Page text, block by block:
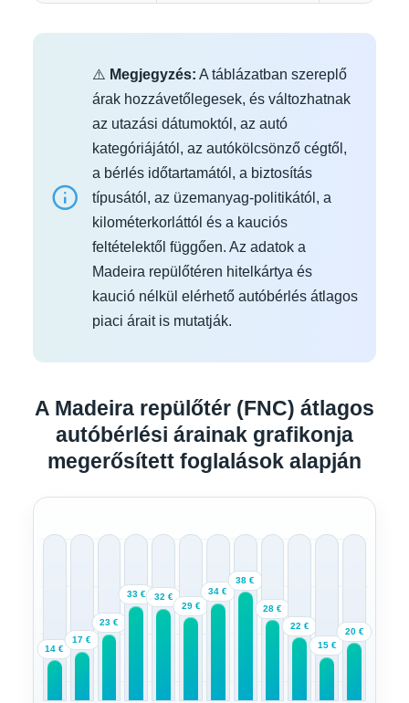
⚠️ Megjegyzés: A táblázatban szereplő
árak hozzávetőlegesek, és változhatnak
az utazási dátumoktól, az autó
kategóriájától, az autókölcsönző cégtől,
a bérlés időtartamától, a biztosítás
típusától, az üzemanyag-politikától, a
kilométerkorláttól és a kauciós
feltételektől függően. Az adatok a
Madeira repülőtéren hitelkártya és
kaució nélkül elérhető autóbérlés átlagos
piaci árait is mutatják.
A Madeira repülőtér (FNC) átlagos
autóbérlési árainak grafikonja
megerősített foglalások alapján
14 €
17 €
23 €
33 € 32 €
29 €
34 €
38 €
28 €
22 €
15 €
20 €